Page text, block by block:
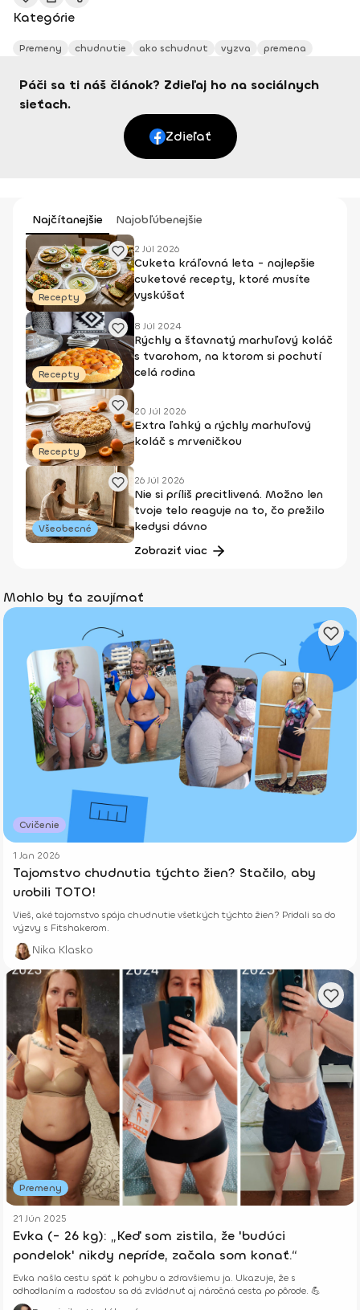
Kategórie
Premeny chudnutie ako schudnut vyzva premena
Páči sa ti náš článok? Zdieľaj ho na sociálnych
sieťach.
Zdieľať
Najčítanejšie Najobľúbenejšie
Recepty
2 Júl 2026
Cuketa kráľovná leta - najlepšie
cuketové recepty, ktoré musíte
vyskúšať
Recepty
8 Júl 2024
Rýchly a šťavnatý marhuľový koláč
s tvarohom, na ktorom si pochutí
celá rodina
Recepty
20 Júl 2026
Extra ľahký a rýchly marhuľový
koláč s mrveničkou
Všeobecné
26 Júl 2026
Nie si príliš precitlivená. Možno len
tvoje telo reaguje na to, čo prežilo
kedysi dávno
Zobraziť viac
Mohlo by ťa zaujímať
Cvičenie
1 Jan 2026
Tajomstvo chudnutia týchto žien? Stačilo, aby
urobili TOTO!
Vieš, aké tajomstvo spája chudnutie všetkých týchto žien? Pridali sa do
výzvy s Fitshakerom.
Nika Klasko
Premeny
21 Jún 2025
Evka (- 26 kg): „Keď som zistila, že 'budúci
pondelok' nikdy nepríde, začala som konať.“
Evka našla cestu späť k pohybu a zdravšiemu ja. Ukazuje, že s
odhodlaním a radosťou sa dá zvládnuť aj náročná cesta po pôrode. 💪